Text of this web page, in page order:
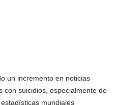
un incremento en noticias
con suicidios, especialmente de
mundiales